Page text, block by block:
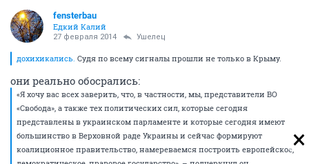
fensterbau
Едкий Калий
27 февраля 2014 Ушелец
дохихикались. Судя по всему сигналы прошли не только в Крыму.
они реально обосрались:
«Я хочу вас всех заверить, что, в частности, мы, представители ВО
«Свобода», а также тех политических сил, которые сегодня
представлены в украинском парламенте и которые сегодня имеют
большинство в Верховной раде Украины и сейчас формируют
коалиционное правительство, намереваемся построить европейское,